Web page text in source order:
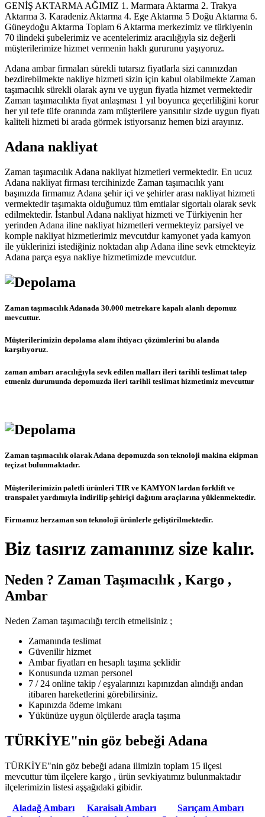
GENİŞ AKTARMA AĞIMIZ 1. Marmara Aktarma 2. Trakya
Aktarma 3. Karadeniz Aktarma 4. Ege Aktarma 5 Doğu Aktarma 6.
Güneydoğu Aktarma Toplam 6 Aktarma merkezimiz ve türkiyenin
70 ilindeki şubelerimiz ve acentelerimiz aracılığıyla siz değerli
müşterilerimize hizmet vermenin haklı gururunu yaşıyoruz.
Adana ambar firmaları sürekli tutarsız fiyatlarla sizi canınızdan
bezdirebilmekte nakliye hizmeti sizin için kabul olabilmekte Zaman
taşımacılık sürekli olarak aynı ve uygun fiyatla hizmet vermektedir
Zaman taşımacılıkta fiyat anlaşması 1 yıl boyunca geçerliliğini korur
her yıl tefe tüfe oranında zam müşterilere yansıtılır sizde uygun fiyatı
kaliteli hizmeti bi arada görmek istiyorsanız hemen bizi arayınız.
Adana nakliyat
Zaman taşımacılık Adana nakliyat hizmetleri vermektedir. En ucuz
Adana nakliyat firması tercihinizde Zaman taşımacılık yanı
başınızda firmamız Adana şehir içi ve şehirler arası nakliyat hizmeti
vermektedir taşımakta olduğumuz tüm emtialar sigortalı olarak sevk
edilmektedir. İstanbul Adana nakliyat hizmeti ve Türkiyenin her
yerinden Adana iline nakliyat hizmetleri vermekteyiz parsiyel ve
komple nakliyat hizmetlerimiz mevcutdur kamyonet yada kamyon
ile yüklerinizi istediğiniz noktadan alıp Adana iline sevk etmekteyiz
Adana parça eşya nakliye hizmetimizde mevcutdur.
Zaman taşımacılık Adanada 30.000 metrekare kapalı alanlı depomuz
mevcuttur.
Müşterilerimizin depolama alanı ihtiyacı çözümlerini bu alanda
karşılıyoruz.
zaman ambarı aracılığıyla sevk edilen malları ileri tarihli teslimat talep
etmeniz durumunda depomuzda ileri tarihli teslimat hizmetimiz mevcuttur
Zaman taşımacılık olarak Adana depomuzda son teknoloji makina ekipman
teçizat bulunmaktadır.
Müşterilerimizin paletli ürünleri TIR ve KAMYON lardan forklift ve
transpalet yardımıyla indirilip şehiriçi dağıtım araçlarına yüklenmektedir.
Firmamız herzaman son teknoloji ürünlerle geliştirilmektedir.
Biz tasırız zamanınız size kalır.
Neden ? Zaman Taşımacılık , Kargo ,
Ambar
Neden Zaman taşımacılığı tercih etmelisiniz ;
Zamanında teslimat
Güvenilir hizmet
Ambar fiyatları en hesaplı taşıma şeklidir
Konusunda uzman personel
7 / 24 online takip / eşyalarınızı kapınızdan alındığı andan
itibaren hareketlerini görebilirsiniz.
Kapınızda ödeme imkanı
Yükünüze uygun ölçülerde araçla taşıma
TÜRKİYE"nin göz bebeği Adana
TÜRKİYE"nin göz bebeği adana ilimizin toplam 15 ilçesi
mevcuttur tüm ilçelere kargo , ürün sevkiyatımız bulunmaktadır
ilçelerimizin listesi aşşağıdaki gibidir.
Aladağ Ambarı Karaisalı Ambarı
Sarıçam Ambarı